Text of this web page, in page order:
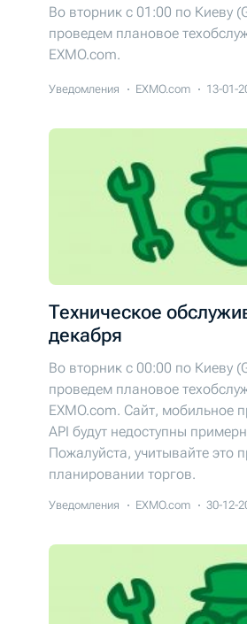
Во вторник c 01:00 по Киеву
проведем плановое
EXMO.com.
Уведомления EXMO.com 13-01-
Техническое
декабря
Во вторник c 00:00 по Киеву
проведем плановое
EXMO.com. Cайт, мобильное
API будут недоступны
Пожалуйста, учитывайте это
планировании торгов.
Уведомления EXMO.com 30-12-